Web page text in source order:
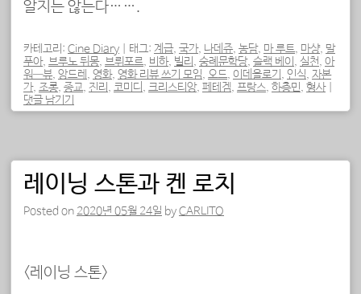
알지는 않는다…….
카테고리: Cine Diary 태그: 계급, 국가, 나데쥬, 농담, 마 루트, 마샹, 말
푸아, 브루노 뒤몽, 브뤼포르, 비하, 빌리 , 숭례문학당, 슬랙 베이 , 실천, 아
워—뷰, 앙드레 , 영화, 영화 리뷰 쓰기 모임, 오드, 이데올로기 , 인식, 자본
가, 조롱, 종교, 진리 , 코미디 , 크리스티앙, 페테겜, 프랑스, 하층민, 형사
댓글 남기기
레이닝 스톤과 켄 로치
Posted on 2020년 05월 24일 byCARLITO
<레이닝 스톤>